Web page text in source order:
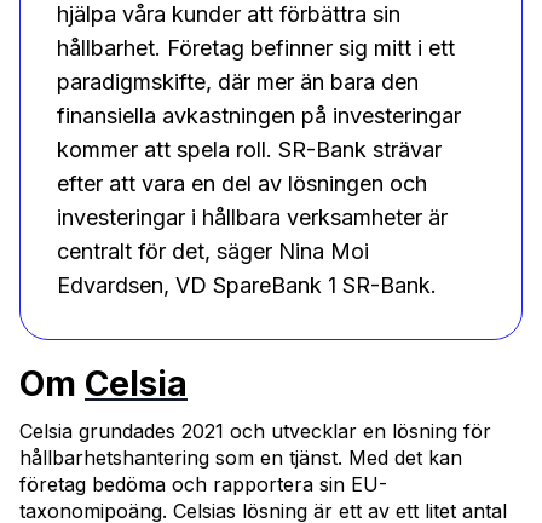
hjälpa våra kunder att förbättra sin
hållbarhet. Företag befinner sig mitt i ett
paradigmskifte, där mer än bara den
finansiella avkastningen på investeringar
kommer att spela roll. SR-Bank strävar
efter att vara en del av lösningen och
investeringar i hållbara verksamheter är
centralt för det, säger Nina Moi
Edvardsen, VD SpareBank 1 SR-Bank.
Om Celsia
Celsia grundades 2021 och utvecklar en lösning för
hållbarhetshantering som en tjänst. Med det kan
företag bedöma och rapportera sin EU-
taxonomipoäng. Celsias lösning är ett av ett litet antal